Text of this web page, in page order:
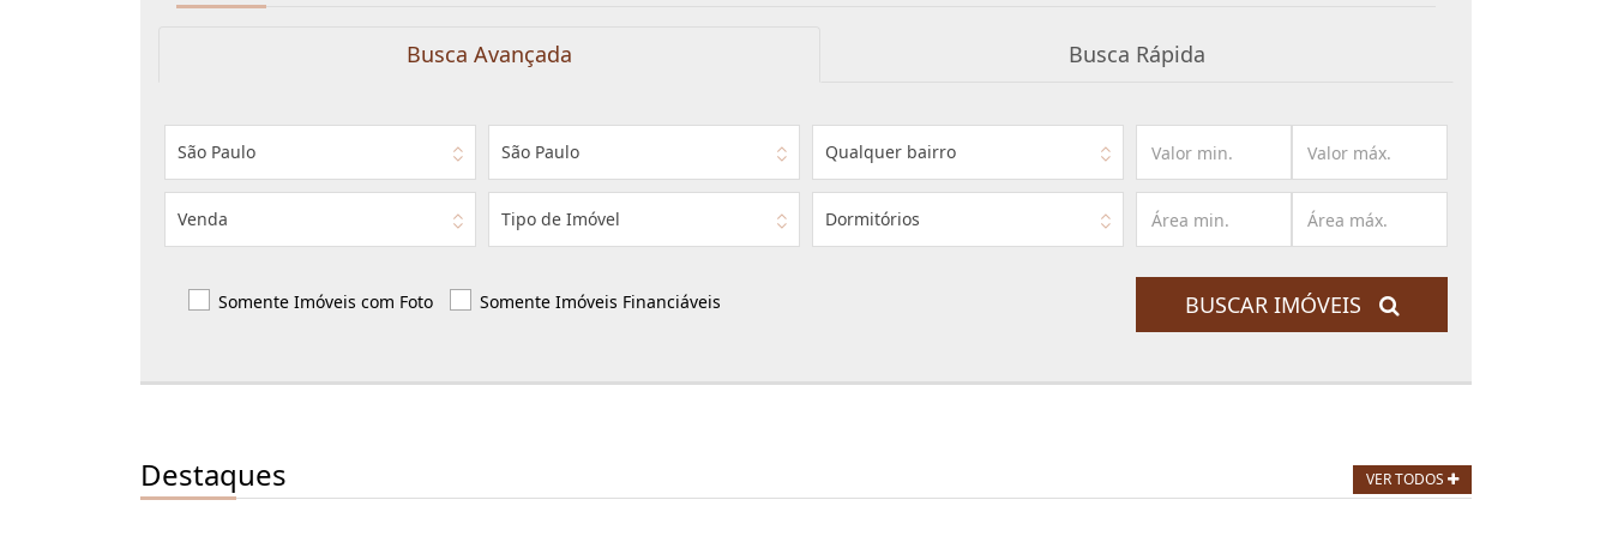
Busca Avançada Busca Rápida
São Paulo São Paulo Qualquer bairro
Venda Tipo de Imóvel Dormitórios
Somente Imóveis com Foto Somente Imóveis Financiáveis BUSCAR IMÓVEIS
Destaques VER TODOS